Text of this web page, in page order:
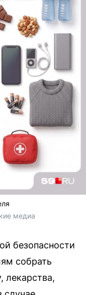
медиа
безопасности
собрать
лекарства,